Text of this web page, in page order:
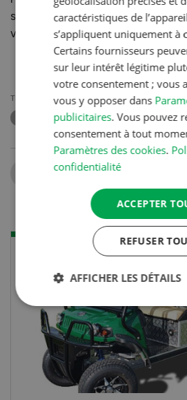
simple et une estimation du
vérifier de manière objective.
THÈMES
VALEUR DE RENDEMENT
Partager
caractéristiques de
s’appliquent uniquement à
Certains fournisseurs
sur leur intérêt légitime
votre consentement ; vous
vous y opposer dans
publicitaires. Vous pouvez
consentement à tout
Paramètres des cookies.
confidentialité
ACCEPTER
REFUSER
AFFICHER LES DÉTAILS